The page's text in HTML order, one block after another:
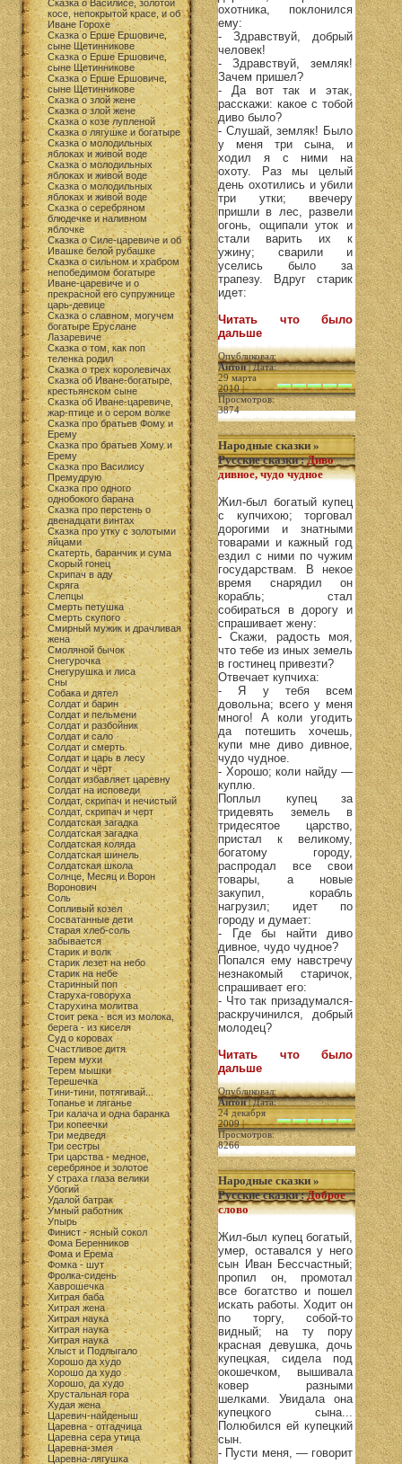
Сказка о Василисе, золотой
косе, непокрытой красе, и об
Иване Горохе
Сказка о Ерше Ершовиче,
сыне Щетинникове
Сказка о Ерше Ершовиче,
сыне Щетинникове
Сказка о Ерше Ершовиче,
сыне Щетинникове
Сказка о злой жене
Сказка о злой жене
Сказка о козе лупленой
Сказка о лягушке и богатыре
Сказка о молодильных
яблоках и живой воде
Сказка о молодильных
яблоках и живой воде
Сказка о молодильных
яблоках и живой воде
Сказка о серебряном
блюдечке и наливном
яблочке
Сказка о Силе-царевиче и об
Ивашке белой рубашке
Сказка о сильном и храбром
непобедимом богатыре
Иване-царевиче и о
прекрасной его супружнице
царь-девице
Сказка о славном, могучем
богатыре Еруслане
Лазаревиче
Сказка о том, как поп
теленка родил
Сказка о трех королевичах
Сказка об Иване-богатыре,
крестьянском сыне
Сказка об Иване-царевиче,
жар-птице и о сером волкe
Сказка про братьев Фому и
Ерему
Сказка про братьев Хому и
Ерему
Сказка про Василису
Премудрую
Сказка про одного
однобокого барана
Сказка про перстень о
двенадцати винтах
Сказка про утку с золотыми
яйцами
Скатерть, баранчик и сума
Скорый гонец
Скрипач в аду
Скряга
Слепцы
Смерть петушка
Смерть скупого
Смирный мужик и драчливая
жена
Смоляной бычок
Снегурочка
Снегурушка и лиса
Сны
Собака и дятел
Солдат и барин
Солдат и пельмени
Солдат и разбойник
Солдат и сало
Солдат и смерть
Солдат и царь в лесу
Солдат и чёрт
Солдат избавляет царевну
Солдат на исповеди
Солдат, скрипач и нечистый
Солдат, скрипач и черт
Солдатская загадка
Солдатская загадка
Солдатская коляда
Солдатская шинель
Солдатская школа
Солнце, Месяц и Ворон
Воронович
Соль
Сопливый козел
Сосватанные дети
Старая хлеб-соль
забывается
Старик и волк
Старик лезет на небо
Старик на небе
Старинный поп
Старуха-говоруха
Старухина молитва
Стоит река - вся из молока,
берега - из киселя
Суд о коровах
Счастливое дитя
Терем мухи
Терем мышки
Терешечка
Тини-тини, потягивай...
Топанье и ляганье
Три калача и одна баранка
Три копеечки
Три медведя
Три сестры
Три царства - медное,
серебряное и золотое
У страха глаза велики
Убогий
Удалой батрак
Умный работник
Упырь
Финист - ясный сокол
Фома Беренников
Фома и Ерема
Фомка - шут
Фролка-сидень
Хаврошечка
Хитрая баба
Хитрая жена
Хитрая наука
Хитрая наука
Хитрая наука
Хлыст и Подлыгало
Хорошо да худо
Хорошо да худо
Хорошо, да худо
Хрустальная гора
Худая жена
Царевич-найденыш
Царевна - отгадчица
Царевна сера утица
Царевна-змея
Царевна-лягушка
охотника, поклонился
ему:
- Здравствуй, добрый
человек!
- Здравствуй, земляк!
Зачем пришел?
- Да вот так и этак,
расскажи: какое с тобой
диво было?
- Слушай, земляк! Было
у меня три сына, и
ходил я с ними на
охоту. Раз мы целый
день охотились и убили
три утки; ввечеру
пришли в лес, развели
огонь, ощипали уток и
стали варить их к
ужину; сварили и
уселись было за
трапезу. Вдруг старик
идет:
Читать что было
дальше
Опубликовал:
Антон| Дата:
29 марта
2010 |
Просмотров:
3874
Народные сказки »
Русские сказки:Диво
дивное, чудо чудное
Жил-был богатый купец
с купчихою; торговал
дорогими и знатными
товарами и кажный год
ездил с ними по чужим
государствам. В некое
время снарядил он
корабль; стал
собираться в дорогу и
спрашивает жену:
- Скажи, радость моя,
что тебе из иных земель
в гостинец привезти?
Отвечает купчиха:
- Я у тебя всем
довольна; всего у меня
много! А коли угодить
да потешить хочешь,
купи мне диво дивное,
чудо чудное.
- Хорошо; коли найду —
куплю.
Поплыл купец за
тридевять земель в
тридесятое царство,
пристал к великому,
богатому городу,
распродал все свои
товары, а новые
закупил, корабль
нагрузил; идет по
городу и думает:
- Где бы найти диво
дивное, чудо чудное?
Попался ему навстречу
незнакомый старичок,
спрашивает его:
- Что так призадумался-
раскручинился, добрый
молодец?
Читать что было
дальше
Опубликовал:
Антон| Дата:
24 декабря
2009 |
Просмотров:
8266
Народные сказки »
Русские сказки:Доброе
слово
Жил-был купец богатый,
умер, оставался у него
сын Иван Бессчастный;
пропил он, промотал
все богатство и пошел
искать работы. Ходит он
по торгу, собой-то
видный; на ту пору
красная девушка, дочь
купецкая, сидела под
окошечком, вышивала
ковер разными
шелками. Увидала она
купецкого сына...
Полюбился ей купецкий
сын.
- Пусти меня, — говорит